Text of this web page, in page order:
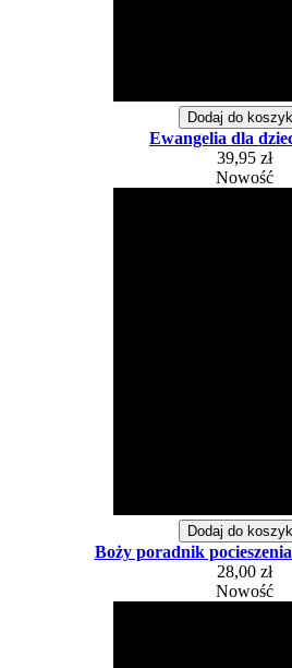
Dodaj do
Ewangelia dla
39,95 zł
Nowość
Dodaj do
Boży poradnik
28,00 zł
Nowość